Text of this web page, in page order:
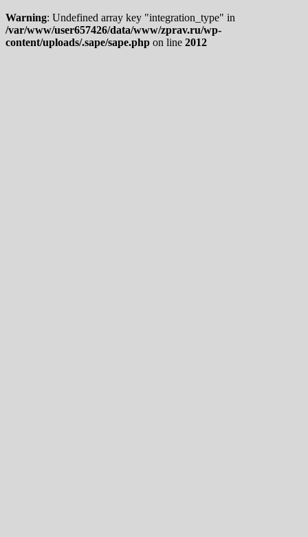
Warning: Undefined array key "integration_type" in
/var/www/user657426/data/www/zprav.ru/wp-
content/uploads/.sape/sape.php on line 2012